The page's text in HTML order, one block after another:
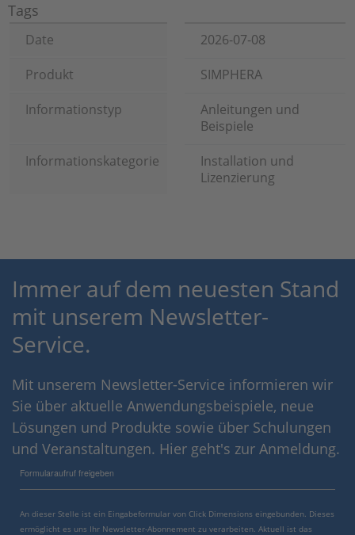
Tags
Date
2026-07-08
Produkt
SIMPHERA
Informationstyp
Anleitungen und
Beispiele
Informationskategorie
Installation und
Lizenzierung
Immer auf dem neuesten Stand
mit unserem Newsletter-
Service.
Mit unserem Newsletter-Service informieren wir
Sie über aktuelle Anwendungsbeispiele, neue
Lösungen und Produkte sowie über Schulungen
und Veranstaltungen. Hier geht's zur Anmeldung.
Formularaufruf freigeben
An dieser Stelle ist ein Eingabeformular von Click Dimensions eingebunden. Dieses
ermöglicht es uns Ihr Newsletter-Abonnement zu verarbeiten. Aktuell ist das